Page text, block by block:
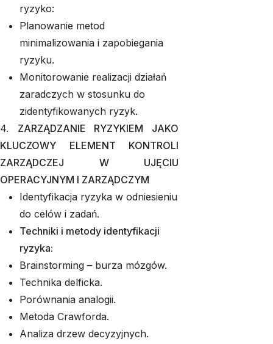
ryzyko:
Planowanie metod
minimalizowania i zapobiegania
ryzyku.
Monitorowanie realizacji działań
zaradczych w stosunku do
zidentyfikowanych ryzyk.
4. ZARZĄDZANIE RYZYKIEM JAKO
KLUCZOWY ELEMENT KONTROLI
ZARZĄDCZEJ W UJĘCIU
OPERACYJNYM I ZARZĄDCZYM
Identyfikacja ryzyka w odniesieniu
do celów i zadań.
Techniki i metody identyfikacji
ryzyka:
Brainstorming – burza mózgów.
Technika delficka.
Porównania analogii.
Metoda Crawforda.
Analiza drzew decyzyjnych.